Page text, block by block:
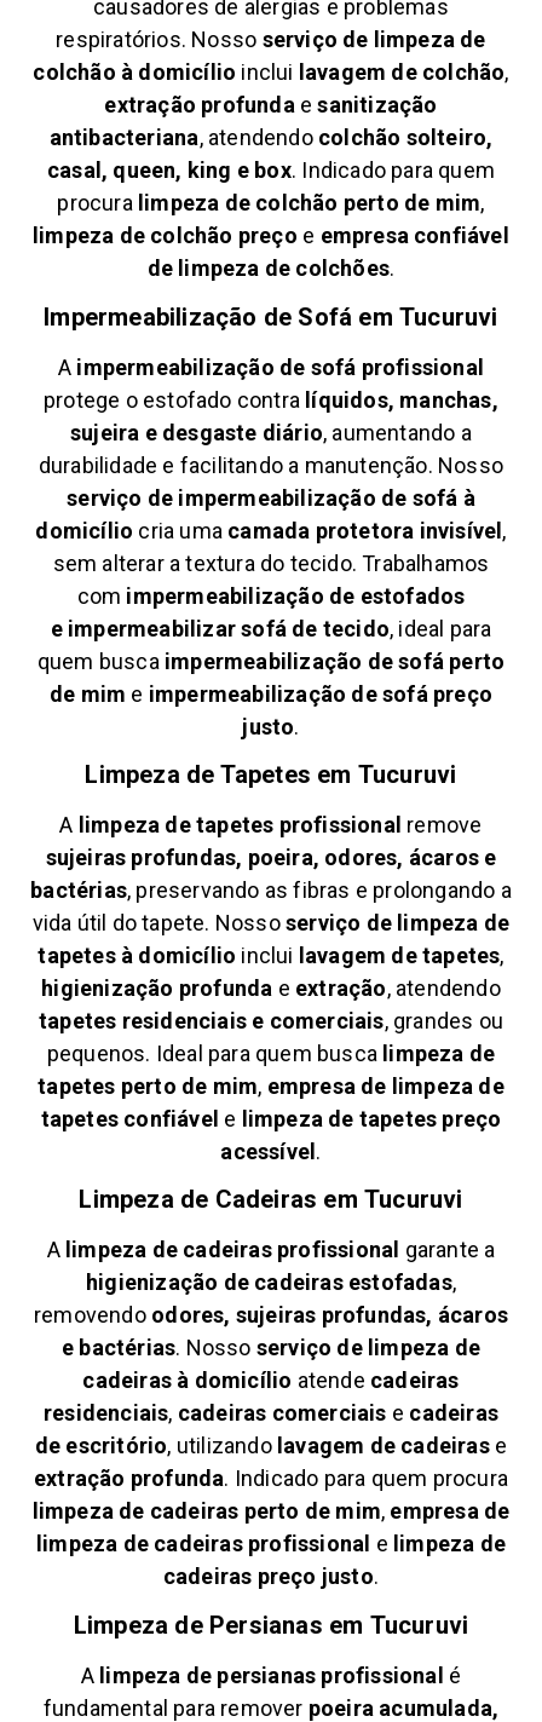
causadores de alergias e problemas
respiratórios. Nosso serviço de limpeza de
colchão à domicílio inclui lavagem de colchão,
extração profunda esanitização
antibacteriana, atendendo colchão solteiro,
casal, queen, king e box. Indicado para quem
procura limpeza de colchão perto de mim,
limpeza de colchão preço e empresa confiável
de limpeza de colchões.
Impermeabilização de Sofá emTucuruvi
A impermeabilização de sofá profissional
protege o estofado contra líquidos, manchas,
sujeira e desgaste diário, aumentando a
durabilidade e facilitando a manutenção. Nosso
serviço de impermeabilização de sofá à
domicílio cria uma camada protetora invisível,
sem alterar a textura do tecido. Trabalhamos
com impermeabilização de estofados
e impermeabilizar sofá de tecido, ideal para
quem busca impermeabilização de sofá perto
de mim e impermeabilização de sofá preço
justo.
Limpeza de Tapetes em Tucuruvi
A limpeza de tapetes profissional remove
sujeiras profundas, poeira, odores, ácaros e
bactérias, preservando as fibras e prolongando a
vida útil do tapete. Nossoserviço de limpeza de
tapetes à domicílio inclui lavagem de tapetes,
higienização profunda e extração, atendendo
tapetes residenciais e comerciais, grandes ou
pequenos. Ideal para quem busca limpeza de
tapetes perto de mim, empresa de limpeza de
tapetes confiável e limpeza de tapetes preço
acessível .
Limpeza de Cadeiras em Tucuruvi
A limpeza de cadeiras profissional garante a
higienização de cadeiras estofadas,
removendoodores, sujeiras profundas, ácaros
e bactérias. Nosso serviço de limpeza de
cadeiras à domicílio atende cadeiras
residenciais, cadeiras comerciais e cadeiras
de escritório, utilizando lavagem de cadeirase
extração profunda. Indicado para quem procura
limpeza de cadeiras perto de mim, empresa de
limpeza de cadeiras profissional e limpeza de
cadeiras preço justo.
Limpeza de Persianas em Tucuruvi
A limpeza de persianas profissional é
fundamental para remover poeira acumulada,